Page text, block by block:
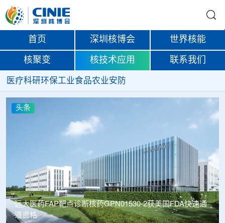
首页 深圳核博会 世界核能
核聚变 核技术应用 联系我们
医疗科研环保工业食品农业安防
头条
远大医药FAP靶点诊断核药GPN01530-2获美国FDA快速通
道资格